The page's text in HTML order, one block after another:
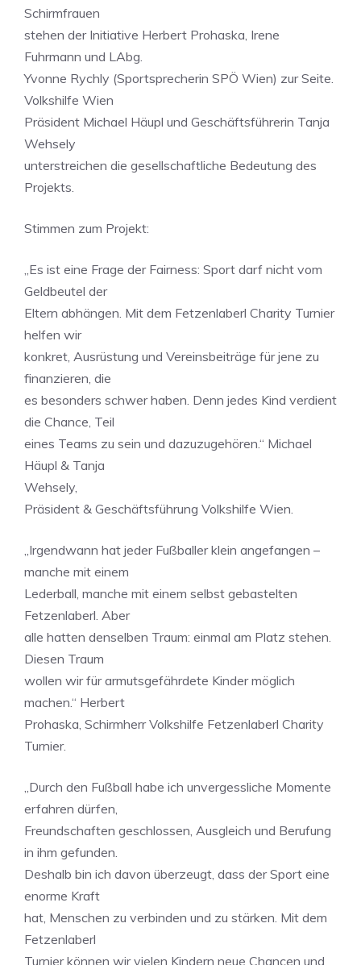
Schirmfrauen
stehen der Initiative Herbert Prohaska, Irene
Fuhrmann und LAbg.
Yvonne Rychly (Sportsprecherin SPÖ Wien) zur Seite.
Volkshilfe Wien
Präsident Michael Häupl und Geschäftsführerin Tanja
Wehsely
unterstreichen die gesellschaftliche Bedeutung des
Projekts.
Stimmen zum Projekt:
„Es ist eine Frage der Fairness: Sport darf nicht vom
Geldbeutel der
Eltern abhängen. Mit dem Fetzenlaberl Charity Turnier
helfen wir
konkret, Ausrüstung und Vereinsbeiträge für jene zu
finanzieren, die
es besonders schwer haben. Denn jedes Kind verdient
die Chance, Teil
eines Teams zu sein und dazuzugehören.“ Michael
Häupl & Tanja
Wehsely,
Präsident & Geschäftsführung Volkshilfe Wien.
„Irgendwann hat jeder Fußballer klein angefangen –
manche mit einem
Lederball, manche mit einem selbst gebastelten
Fetzenlaberl. Aber
alle hatten denselben Traum: einmal am Platz stehen.
Diesen Traum
wollen wir für armutsgefährdete Kinder möglich
machen.“ Herbert
Prohaska, Schirmherr Volkshilfe Fetzenlaberl Charity
Turnier.
„Durch den Fußball habe ich unvergessliche Momente
erfahren dürfen,
Freundschaften geschlossen, Ausgleich und Berufung
in ihm gefunden.
Deshalb bin ich davon überzeugt, dass der Sport eine
enorme Kraft
hat, Menschen zu verbinden und zu stärken. Mit dem
Fetzenlaberl
Turnier können wir vielen Kindern neue Chancen und